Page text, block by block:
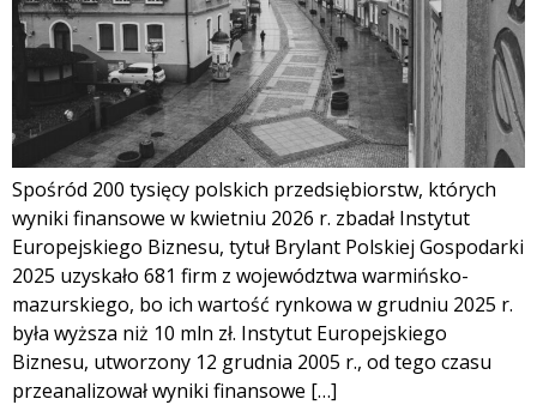
Spośród 200 tysięcy polskich przedsiębiorstw, których
wyniki finansowe w kwietniu 2026 r. zbadał Instytut
Europejskiego Biznesu, tytuł Brylant Polskiej Gospodarki
2025 uzyskało 681 firm z województwa warmińsko-
mazurskiego, bo ich wartość rynkowa w grudniu 2025 r.
była wyższa niż 10 mln zł. Instytut Europejskiego
Biznesu, utworzony 12 grudnia 2005 r., od tego czasu
przeanalizował wyniki finansowe […]